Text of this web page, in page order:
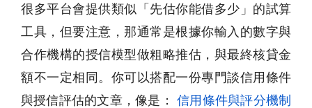
很多平台會提供類似「先估你能借多少」的試算
工具，但要注意，那通常是根據你輸入的數字與
合作機構的授信模型做粗略推估，與最終核貸金
額不一定相同。你可以搭配一份專門談信用條件
與授信評估的文章，像是：
信用條件與評分機制